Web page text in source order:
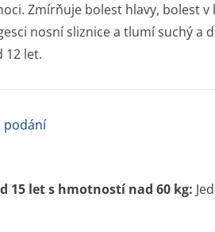
Zmírňuje bolest hlavy, bolest
nosní sliznice a tlumí suchý a
12 let.
podání
15 let s hmotností nad 60 kg: